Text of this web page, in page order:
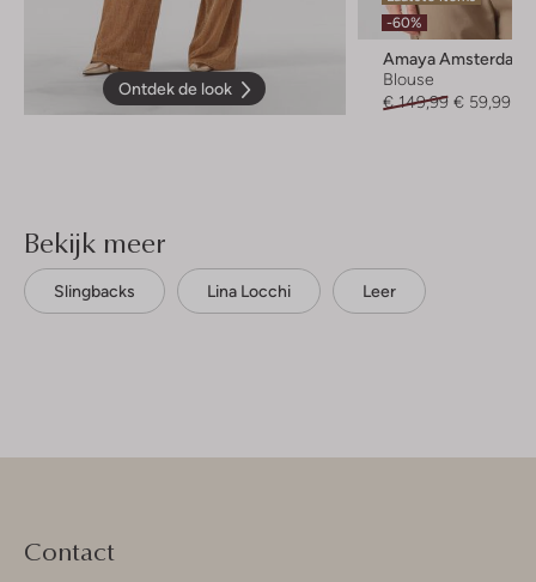
Ontdek de look
-60%
Amaya Amsterdam
Blouse
€ 149,99 € 59,99
Bekijk meer
Slingbacks Lina Locchi Leer
Contact